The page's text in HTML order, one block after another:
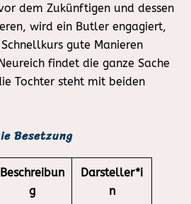
dem Zukünftigen und dessen
wird ein Butler engagiert,
gute Manieren
findet die ganze Sache
Tochter steht mit beiden
Besetzung
Beschreibun
g
Darsteller*i
n